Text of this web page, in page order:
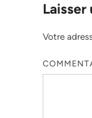
Votre